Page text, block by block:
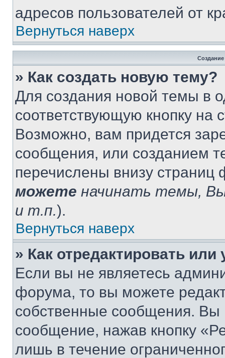
адресов пользователей от
Вернуться наверх
» Как создать новую тему?
Для создания новой темы в
соответствующую кнопку
Возможно, вам придется
сообщения, или созданием
перечислены внизу
можете начинать темы,
и т.п.).
Вернуться наверх
» Как отредактировать
Если вы не являетесь
форума, то вы можете
собственные сообщения. Вы
сообщение, нажав кнопку
лишь в течение